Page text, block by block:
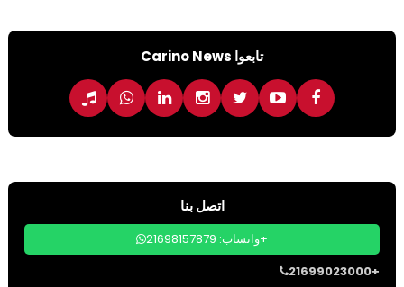
تابعوا Carino News
اتصل بنا
واتساب: 21698157879+
21699023000+